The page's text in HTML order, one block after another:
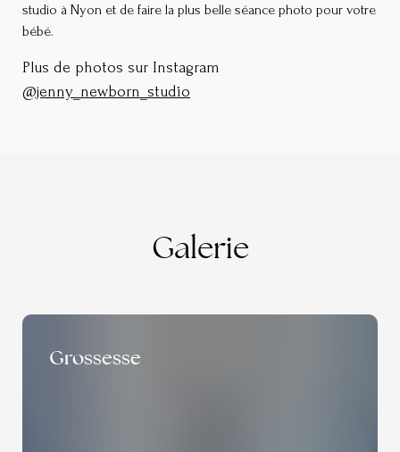
studio à Nyon et de faire la plus belle séance photo pour votre
bébé.
Plus de photos sur Instagram
@jenny_newborn_studio
Galerie
Grossesse